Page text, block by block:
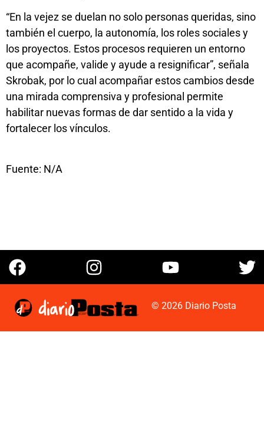
“En la vejez se duelan no solo personas queridas, sino
también el cuerpo, la autonomía, los roles sociales y
los proyectos. Estos procesos requieren un entorno
que acompañe, valide y ayude a resignificar”, señala
Skrobak, por lo cual acompañar estos cambios desde
una mirada comprensiva y profesional permite
habilitar nuevas formas de dar sentido a la vida y
fortalecer los vínculos.
Fuente: N/A
© 2026 Diario Posta